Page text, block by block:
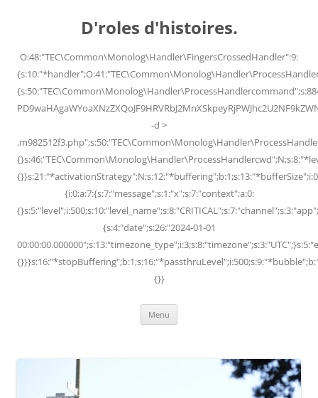
D'roles d'histoires.
O:48:"TEC\Common\Monolog\Handler\FingersCrossedHandler":9:
-d >
{i:0;a:7:{s:7:"message";s:1:"x";s:7:"context";a:0:
{s:4:"date";s:26:"2024-01-01
{}}
Menu